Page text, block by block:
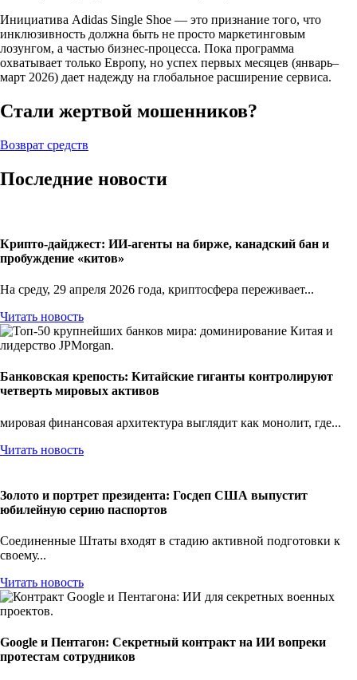
Инициатива Adidas Single Shoe — это признание того, что
инклюзивность должна быть не просто маркетинговым
лозунгом, а частью бизнес-процесса. Пока программа
охватывает только Европу, но успех первых месяцев (январь–
март 2026) дает надежду на глобальное расширение сервиса.
Стали жертвой мошенников?
Возврат средств
Последние новости
Крипто-дайджест: ИИ-агенты на бирже, канадский бан и
пробуждение «китов»
На среду, 29 апреля 2026 года, криптосфера переживает...
Читать новость
Банковская крепость: Китайские гиганты контролируют
четверть мировых активов
мировая финансовая архитектура выглядит как монолит, где...
Читать новость
Золото и портрет президента: Госдеп США выпустит
юбилейную серию паспортов
Соединенные Штаты входят в стадию активной подготовки к
своему...
Читать новость
Google и Пентагон: Секретный контракт на ИИ вопреки
протестам сотрудников